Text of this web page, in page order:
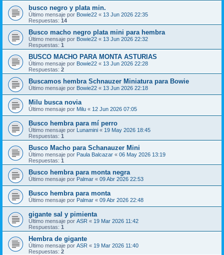
busco negro y plata min.
Último mensaje por Bowie22 « 13 Jun 2026 22:35
Respuestas: 14
Busco macho negro plata mini para hembra
Último mensaje por Bowie22 « 13 Jun 2026 22:32
Respuestas: 1
BUSCO MACHO PARA MONTA ASTURIAS
Último mensaje por Bowie22 « 13 Jun 2026 22:28
Respuestas: 2
Buscamos hembra Schnauzer Miniatura para Bowie
Último mensaje por Bowie22 « 13 Jun 2026 22:18
Milu busca novia
Último mensaje por Milu « 12 Jun 2026 07:05
Busco hembra para mí perro
Último mensaje por Lunamini « 19 May 2026 18:45
Respuestas: 1
Busco Macho para Schanauzer Mini
Último mensaje por Paula Balcazar « 06 May 2026 13:19
Respuestas: 1
Busco hembra para monta negra
Último mensaje por Palmar « 09 Abr 2026 22:53
Busco hembra para monta
Último mensaje por Palmar « 09 Abr 2026 22:48
gigante sal y pimienta
Último mensaje por ASR « 19 Mar 2026 11:42
Respuestas: 1
Hembra de gigante
Último mensaje por ASR « 19 Mar 2026 11:40
Respuestas: 2